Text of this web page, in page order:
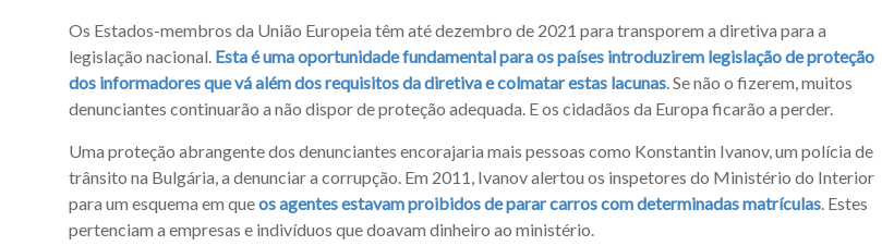
Os Estados-membros da União Europeia têm até dezembro de 2021 para transporem a diretiva para a
legislação nacional. Esta é uma oportunidade fundamental para os países introduzirem legislação de proteção
dos informadores que vá além dos requisitos da diretiva e colmatar estas lacunas. Se não o fizerem, muitos
denunciantes continuarão a não dispor de proteção adequada. E os cidadãos da Europa ficarão a perder.
Uma proteção abrangente dos denunciantes encorajaria mais pessoas como Konstantin Ivanov, um polícia de
trânsito na Bulgária, a denunciar a corrupção. Em 2011, Ivanov alertou os inspetores do Ministério do Interior
para um esquema em queos agentes estavam proibidos de parar carros com determinadas matrículas. Estes
pertenciam a empresas e indivíduos que doavam dinheiro ao ministério.